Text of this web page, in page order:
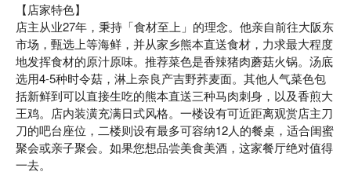
【店家特色】
店主从业27年，秉持「食材至上」的理念。他亲自前往大阪东
市场，甄选上等海鲜，并从家乡熊本直送食材，力求最大程度
地发挥食材的原汁原味。推荐菜色是香辣猪肉蘑菇火锅。汤底
选用4-5种时令菇，淋上奈良产吉野荞麦面。其他人气菜色包
括新鲜到可以直接生吃的熊本直送三种马肉刺身，以及香煎大
王鸡。店内装潢充满日式风格。一楼设有可近距离观赏店主刀
刀的吧台座位，二楼则设有最多可容纳12人的餐桌，适合闺蜜
聚会或亲子聚会。如果您想品尝美食美酒，这家餐厅绝对值得
一去。